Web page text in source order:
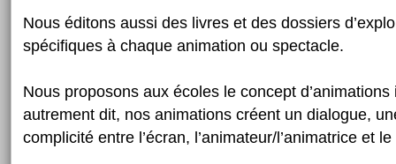
Nous éditons aussi des livres et des dossiers
spécifiques à chaque animation ou spectacle.
Nous proposons aux écoles le concept d’animations
autrement dit, nos animations créent un dialogue,
complicité entre l’écran, l’animateur/l’animatrice et